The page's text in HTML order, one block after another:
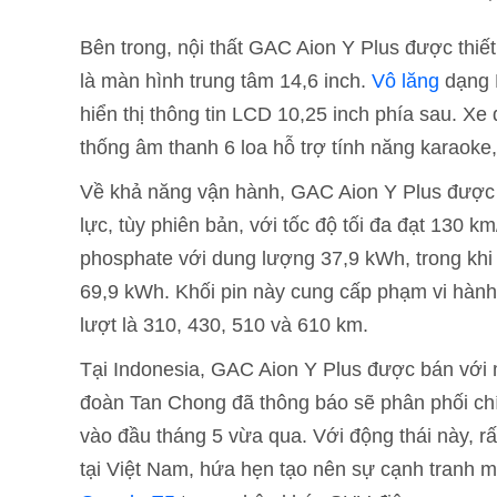
Bên trong, nội thất GAC Aion Y Plus được
là màn hình trung tâm 14,6 inch. Vô lăng dạng
hiển thị thông tin LCD 10,25 inch phía sau.
thống âm thanh 6 loa hỗ trợ tính năng
Về khả năng vận hành, GAC Aion Y Plus
lực, tùy phiên bản, với tốc độ tối đa đạt 130
phosphate với dung lượng 37,9 kWh, trong
69,9 kWh. Khối pin này cung cấp phạm vi
lượt là 310, 430, 510 và 610 km.
Tại Indonesia, GAC Aion Y Plus được bán
đoàn Tan Chong đã thông báo sẽ phân phối
vào đầu tháng 5 vừa qua. Với động thái này,
tại Việt Nam, hứa hẹn tạo nên sự cạnh tranh